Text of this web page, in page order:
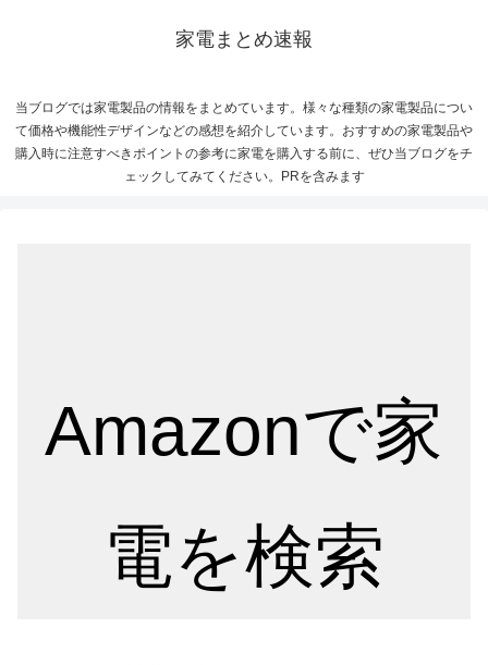
家電まとめ速報
当ブログでは家電製品の情報をまとめています。様々な種類の家電製品につい
て価格や機能性デザインなどの感想を紹介しています。おすすめの家電製品や
購入時に注意すべきポイントの参考に家電を購入する前に、ぜひ当ブログをチ
ェックしてみてください。PRを含みます
Amazonで家
電を検索